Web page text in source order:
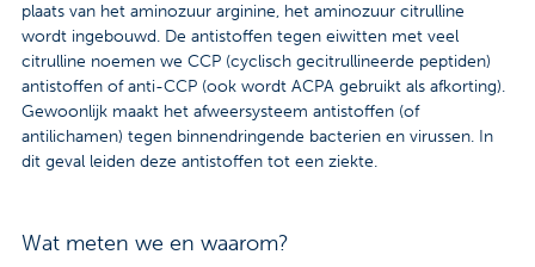
Onderzoeken
Trombosedienst
plaats van het aminozuur arginine, het aminozuur citrulline
wordt ingebouwd. De antistoffen tegen eiwitten met veel
citrulline noemen we CCP (cyclisch gecitrullineerde peptiden)
antistoffen of anti-CCP (ook wordt ACPA gebruikt als afkorting).
Gewoonlijk maakt het afweersysteem antistoffen (of
antilichamen) tegen binnendringende bacterien en virussen. In
dit geval leiden deze antistoffen tot een ziekte.
Wat meten we en waarom?